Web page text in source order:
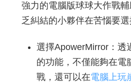
強力的電腦版球球大作戰
乏糾結的小夥伴在苦惱要選
選擇ApowerMirror：透
的功能，不僅能夠在電
戰，還可以在電腦上玩